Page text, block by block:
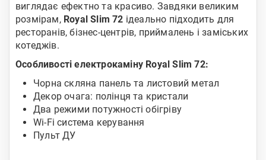
виглядає ефектно та красиво. Завдяки великим
розмірам, Royal Slim 72 ідеально підходить для
ресторанів, бізнес-центрів, приймалень і заміських
котеджів.
Особливості електрокаміну Royal Slim 72:
Чорна скляна панель та листовий метал
Декор очага: полінця та кристали
Два режими потужності обігріву
Wi-Fi система керування
Пульт ДУ